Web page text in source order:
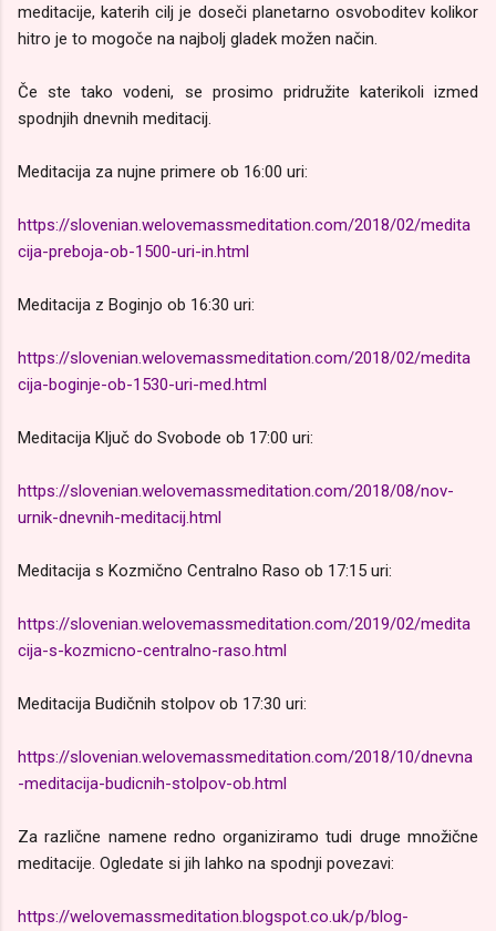
meditacije, katerih cilj je doseči planetarno osvoboditev kolikor
hitro je to mogoče na najbolj gladek možen način.
Če ste tako vodeni, se prosimo pridružite katerikoli izmed
spodnjih dnevnih meditacij.
Meditacija za nujne primere ob 16:00 uri:
https://slovenian.welovemassmeditation.com/2018/02/medita
cija-preboja-ob-1500-uri-in.html
Meditacija z Boginjo ob 16:30 uri:
https://slovenian.welovemassmeditation.com/2018/02/medita
cija-boginje-ob-1530-uri-med.html
Meditacija Ključ do Svobode ob 17:00 uri:
https://slovenian.welovemassmeditation.com/2018/08/nov-
urnik-dnevnih-meditacij.html
Meditacija s Kozmično Centralno Raso ob 17:15 uri:
https://slovenian.welovemassmeditation.com/2019/02/medita
cija-s-kozmicno-centralno-raso.html
Meditacija Budičnih stolpov ob 17:30 uri:
https://slovenian.welovemassmeditation.com/2018/10/dnevna
-meditacija-budicnih-stolpov-ob.html
Za različne namene redno organiziramo tudi druge množične
meditacije. Ogledate si jih lahko na spodnji povezavi:
https://welovemassmeditation.blogspot.co.uk/p/blog-